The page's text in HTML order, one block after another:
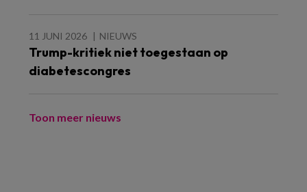
11 JUNI 2026 NIEUWS
Trump-kritiek niet toegestaan op
diabetescongres
Toon meer nieuws